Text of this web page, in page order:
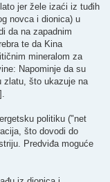
jer žele izaći iz tuđih
novca i dionica) u
da na zapadnim
te da Kina
mineralom za
Napominje da su
zlatu, što ukazuje na
politiku ("net
što dovodi do
Predviđa moguće